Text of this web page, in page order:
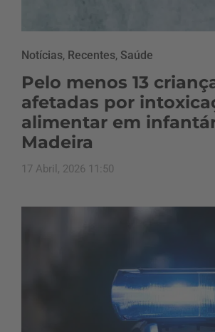
Notícias, Recentes, Saúde
Pelo menos 13
afetadas por
alimentar em
Madeira
17 Abril, 2026 11:50